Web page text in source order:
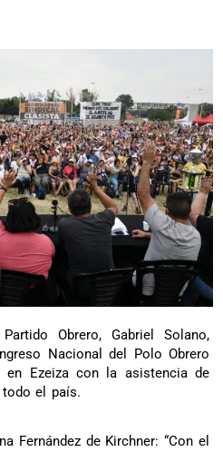
Obrero, Gabriel Solano,
Nacional del Polo Obrero
Ezeiza con la asistencia de
todo el país.
Fernández de Kirchner: “Con el